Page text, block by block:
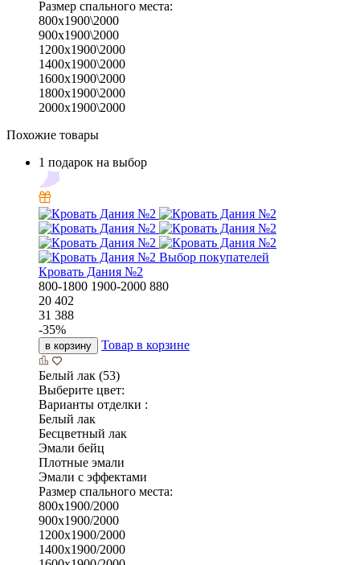
Размер спального места:
800х1900\2000
900х1900\2000
1200х1900\2000
1400х1900\2000
1600х1900\2000
1800х1900\2000
2000х1900\2000
Похожие товары
1 подарок на выбор
Выбор покупателей
Кровать Дания №2
800-1800 1900-2000 880
20 402
31 388
-35%
в корзину Товар в корзине
Белый лак (53)
Выберите цвет:
Варианты отделки :
Белый лак
Бесцветный лак
Эмали бейц
Плотные эмали
Эмали с эффектами
Размер спального места:
800х1900/2000
900х1900/2000
1200х1900/2000
1400х1900/2000